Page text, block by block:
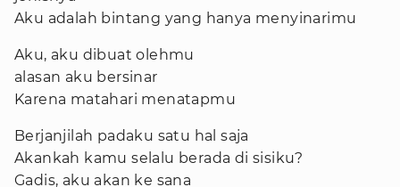
Aku adalah bintang yang hanya menyinarimu
Aku, aku dibuat olehmu
alasan aku bersinar
Karena matahari menatapmu
Berjanjilah padaku satu hal saja
Akankah kamu selalu berada di sisiku?
Gadis, aku akan ke sana